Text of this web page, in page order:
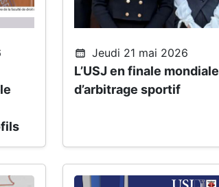
Jeudi 21 mai 2026
L’USJ en finale mondiale
d’arbitrage sportif